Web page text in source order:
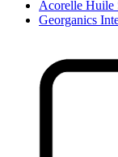
Acorelle Huile
Georganics